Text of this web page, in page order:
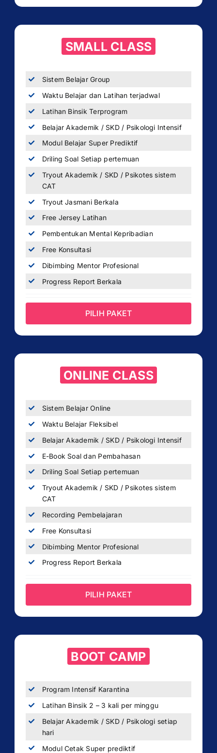
SMALL CLASS
Sistem Belajar Group
Waktu Belajar dan Latihan terjadwal
Latihan Binsik Terprogram
Belajar Akademik / SKD / Psikologi Intensif
Modul Belajar Super Prediktif
Driling Soal Setiap pertemuan
Tryout Akademik / SKD / Psikotes sistem
CAT
Tryout Jasmani Berkala
Free Jersey Latihan
Pembentukan Mental Kepribadian
Free Konsultasi
Dibimbing Mentor Profesional
Progress Report Berkala
PILIH PAKET
ONLINE CLASS
Sistem Belajar Online
Waktu Belajar Fleksibel
Belajar Akademik / SKD / Psikologi Intensif
E-Book Soal dan Pembahasan
Driling Soal Setiap pertemuan
Tryout Akademik / SKD / Psikotes sistem
CAT
Recording Pembelajaran
Free Konsultasi
Dibimbing Mentor Profesional
Progress Report Berkala
PILIH PAKET
BOOT CAMP
Program Intensif Karantina
Latihan Binsik 2 – 3 kali per minggu
Belajar Akademik / SKD / Psikologi setiap
hari
Modul Cetak Super prediktif